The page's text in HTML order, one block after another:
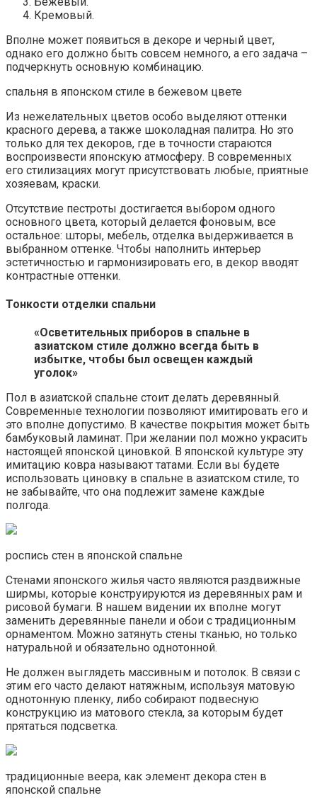
Кремовый.
Вполне может появиться в декоре и черный цвет,
однако его должно быть совсем немного, а его задача –
подчеркнуть основную комбинацию.
спальня в японском стиле в бежевом цвете
Из нежелательных цветов особо выделяют оттенки
красного дерева, а также шоколадная палитра. Но это
только для тех декоров, где в точности стараются
воспроизвести японскую атмосферу. В современных
его стилизациях могут присутствовать любые, приятные
хозяевам, краски.
Отсутствие пестроты достигается выбором одного
основного цвета, который делается фоновым, все
остальное: шторы, мебель, отделка выдерживается в
выбранном оттенке. Чтобы наполнить интерьер
эстетичностью и гармонизировать его, в декор вводят
контрастные оттенки.
Тонкости отделки спальни
«Осветительных приборов в спальне в
азиатском стиле должно всегда быть в
избытке, чтобы был освещен каждый
уголок»
Пол в азиатской спальне стоит делать деревянный.
Современные технологии позволяют имитировать его и
это вполне допустимо. В качестве покрытия может быть
бамбуковый ламинат. При желании пол можно украсить
настоящей японской циновкой. В японской культуре эту
имитацию ковра называют татами. Если вы будете
использовать циновку в спальне в азиатском стиле, то
не забывайте, что она подлежит замене каждые
полгода.
роспись стен в японской спальне
Стенами японского жилья часто являются раздвижные
ширмы, которые конструируются из деревянных рам и
рисовой бумаги. В нашем видении их вполне могут
заменить деревянные панели и обои с традиционным
орнаментом. Можно затянуть стены тканью, но только
натуральной и обязательно однотонной.
Не должен выглядеть массивным и потолок. В связи с
этим его часто делают натяжным, используя матовую
однотонную пленку, либо собирают подвесную
конструкцию из матового стекла, за которым будет
прятаться подсветка.
традиционные веера, как элемент декора стен в
японской спальне